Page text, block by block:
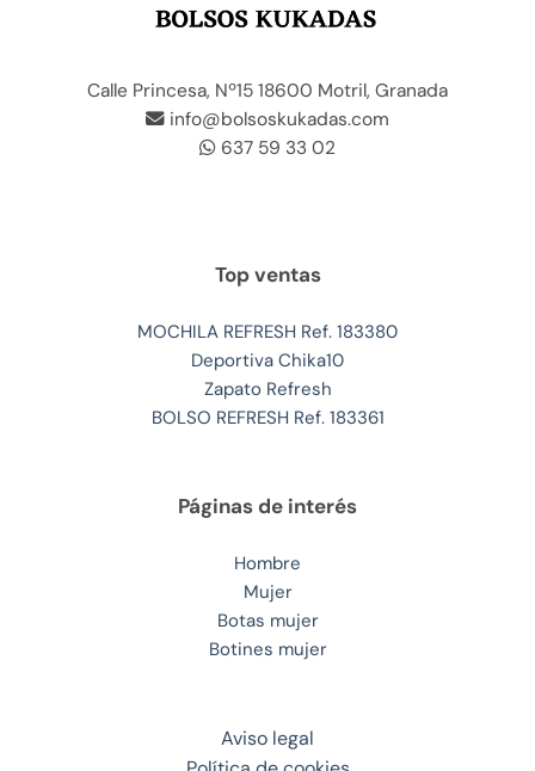
Calle Princesa, Nº15 18600 Motril, Granada
info@bolsoskukadas.com
637 59 33 02
Top ventas
MOCHILA REFRESH Ref. 183380
Deportiva Chika10
Zapato Refresh
BOLSO REFRESH Ref. 183361
Páginas de interés
Hombre
Mujer
Botas mujer
Botines mujer
Aviso legal